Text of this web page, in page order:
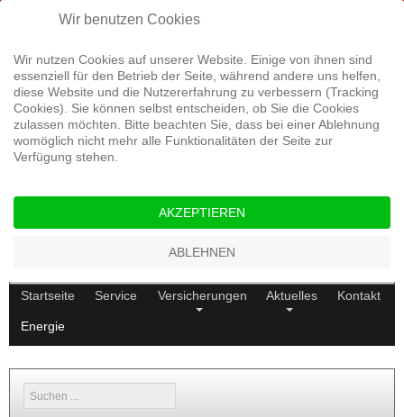
Startseite Service Versicherungen Aktuelles Kontakt
Energie
Suchen
...
Wir benutzen Cookies
Wir nutzen Cookies auf unserer Website. Einige von ihnen sind
essenziell für den Betrieb der Seite, während andere uns helfen,
diese Website und die Nutzererfahrung zu verbessern (Tracking
Cookies). Sie können selbst entscheiden, ob Sie die Cookies
zulassen möchten. Bitte beachten Sie, dass bei einer Ablehnung
womöglich nicht mehr alle Funktionalitäten der Seite zur
Verfügung stehen.
AKZEPTIEREN
ABLEHNEN